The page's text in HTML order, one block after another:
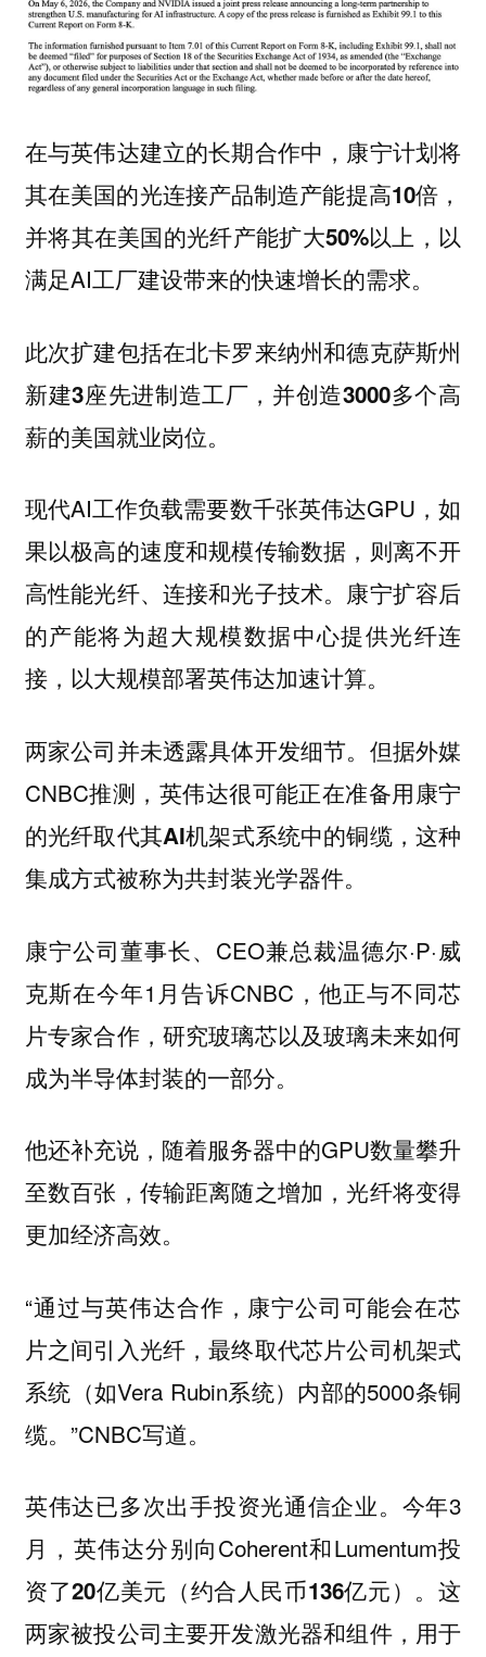
在与英伟达建立的长期合作中，康宁计划将
其在美国的光连接产品制造产能提高10倍 ，
并将其在美国的光纤产能扩大50%以上，以
满足AI工厂建设带来的快速增长的需求。
此次扩建包括在北卡罗来纳州和德克萨斯州
新建3座先进制造工厂，并创造3000多个高
薪的美国就业岗位。
现代AI工作负载需要数千张英伟达GPU，如
果以极高的速度和规模传输数据，则离不开
高性能光纤、连接和光子技术。康宁扩容后
的产能将为超大规模数据中心提供光纤连
接，以大规模部署英伟达加速计算。
两家公司并未透露具体开发细节。但据外媒
CNBC推测， 英伟达很可能正在准备用康宁
的光纤取代其AI机架式系统中的铜缆，这种
集成方式被称为共封装光学器件。
康宁公司董事长、CEO兼总裁温德尔·P·威
克斯在今年1月告诉CNBC，他正与不同芯
片专家合作，研究玻璃芯以及玻璃未来如何
成为半导体封装的一部分。
他还补充说，随着服务器中的GPU数量攀升
至数百张，传输距离随之增加，光纤将变得
更加经济高效。
“通过与英伟达合作，康宁公司可能会在芯
片之间引入光纤，最终取代芯片公司机架式
系统（如Vera Rubin系统）内部的5000条铜
缆。”CNBC写道。
英伟达已多次出手投资光通信企业。今年3
月，英伟达分别向Coherent和Lumentum投
资了20亿美元（约合人民币136亿元） 。这
两家被投公司主要开发激光器和组件，用于